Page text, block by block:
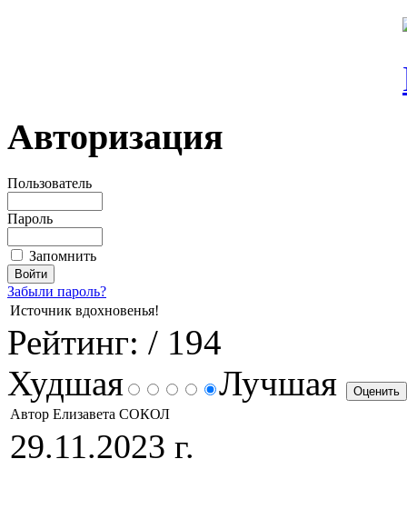
Авторизация
Пользователь
Пароль
Запомнить
Забыли пароль?
Источник вдохновенья!
Рейтинг: / 194
Худшая
Лучшая
Автор Елизавета СОКОЛ
29.11.2023 г.